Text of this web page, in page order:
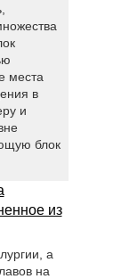
места
в
и
блок
из
а
на